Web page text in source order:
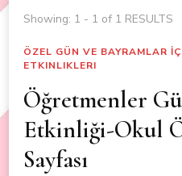
Showing: 1 - 1 of 1 RESULTS
ÖZEL GÜN VE BAYRAMLAR
ETKINLIKLERI
Öğretmenler
Etkinliği-Okul
Sayfası